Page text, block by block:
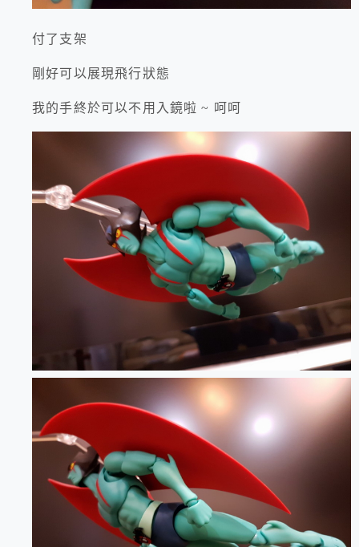
付了支架
剛好可以展現飛行狀態
我的手終於可以不用入鏡啦 ~ 呵呵